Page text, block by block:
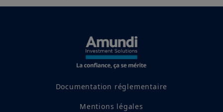
Sep
10
Sep
Sep
Documentation réglementaire
Mentions légales